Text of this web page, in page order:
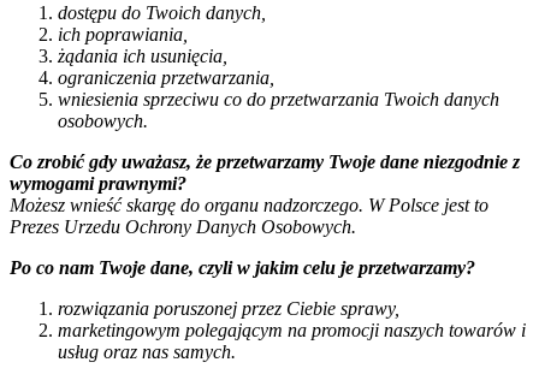
dostępu do Twoich danych,
ich poprawiania,
żądania ich usunięcia,
ograniczenia przetwarzania,
wniesienia sprzeciwu co do przetwarzania Twoich danych
osobowych.
Co zrobić gdy uważasz, że przetwarzamy Twoje dane niezgodnie z
wymogami prawnymi?
Możesz wnieść skargę do organu nadzorczego. W Polsce jest to
Prezes Urzedu Ochrony Danych Osobowych.
Po co nam Twoje dane, czyli w jakim celu je przetwarzamy?
rozwiązania poruszonej przez Ciebie sprawy,
marketingowym polegającym na promocji naszych towarów i
usług oraz nas samych.